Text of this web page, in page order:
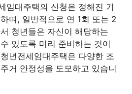
임대주택의 신청은 정해진 기
며, 일반적으로 연 1회 또는 2
청년들은 자신이 해당하는
있도록 미리 준비하는 것이
년전세임대주택은 다양한 조
거 안정성을 도모하고 있습니